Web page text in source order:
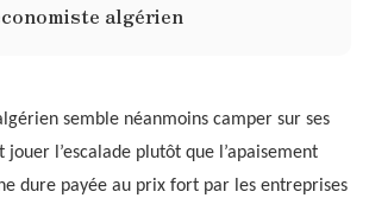
algérien
semble néanmoins camper sur ses
l’escalade plutôt que l’apaisement
dure payée au prix fort par les entreprises